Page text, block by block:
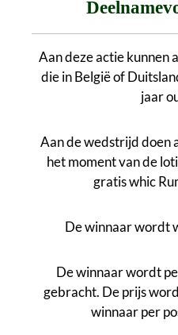
Aan deze actie kunnen
die in België of
jaar
Aan de wedstrijd doen
het moment van de
gratis whic
De winnaar wordt
De winnaar wordt
gebracht. De prijs
winnaar per